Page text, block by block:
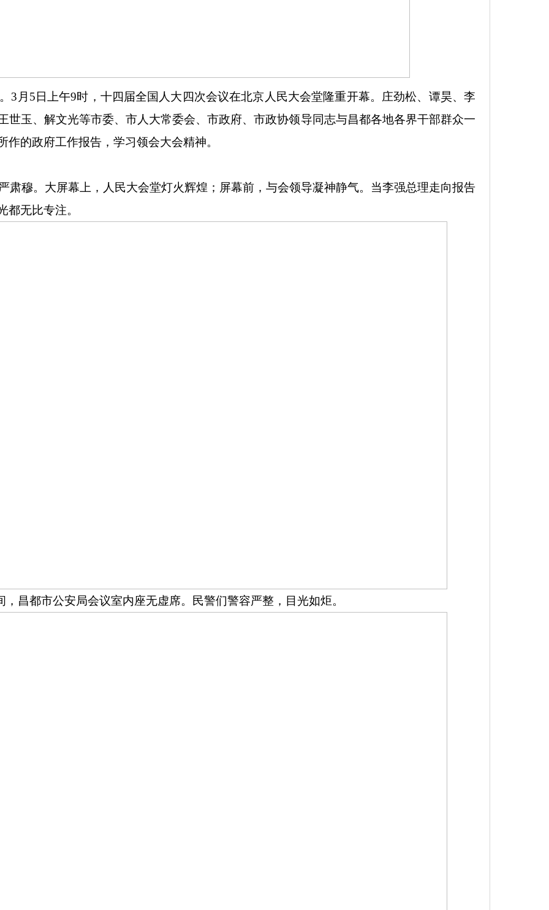
3 月 5 日上午9时，十四届全国人大四次会议在北京人民大会堂隆重开幕。庄劲松、谭昊、李
世玉、解文光等市委、市人大常委会、市政府、市政协领导同志与昌都各地各界干部群众一
的政府工作报告，学习领会大会精神。
穆。 大屏幕上 ，人民大会堂灯火辉煌；屏幕前，与会领导凝神静气。当李强总理走向报告
都无比专注。
，昌都市公安局会议室内座无虚席。民警们警容严整，目光如炬。